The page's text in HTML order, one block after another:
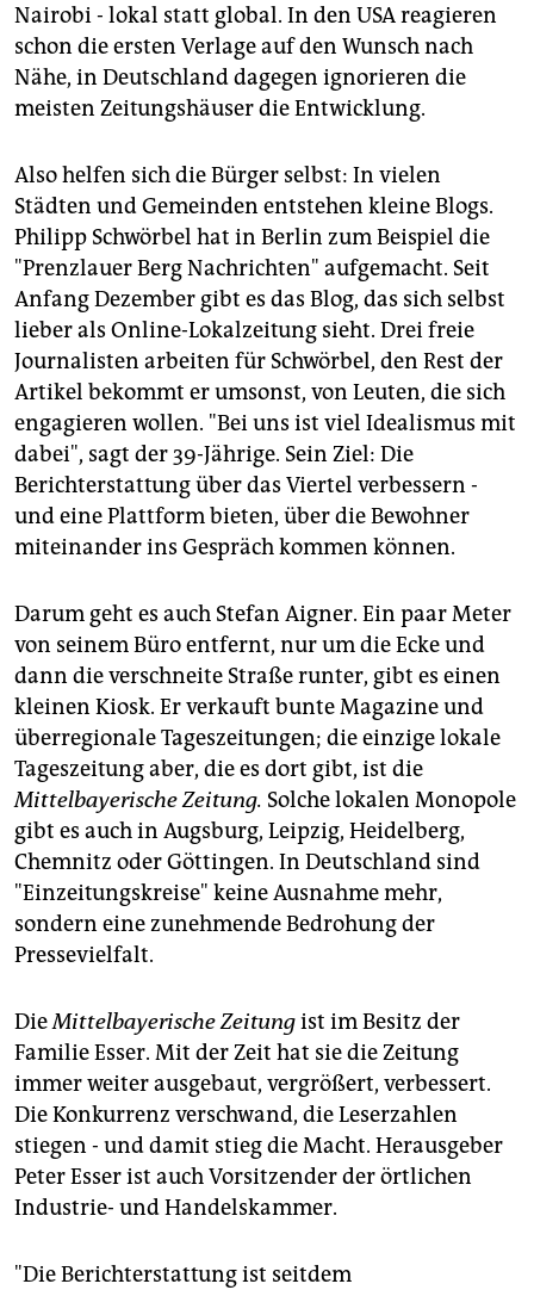
betreibt rund um Mannheim vier Blogs mit
Nachbarschaftsnachrichten, die er alle über Werbung
finanziert.
Handreichung: Eine gute Übersicht bietet
Nairobi - lokal statt global. In den USA reagieren
schon die ersten Verlage auf den Wunsch nach
Nähe, in Deutschland dagegen ignorieren die
meisten Zeitungshäuser die Entwicklung.
Also helfen sich die Bürger selbst: In vielen
Städten und Gemeinden entstehen kleine Blogs.
Philipp Schwörbel hat in Berlin zum Beispiel die
"Prenzlauer Berg Nachrichten" aufgemacht. Seit
Anfang Dezember gibt es das Blog, das sich selbst
lieber als Online-Lokalzeitung sieht. Drei freie
Journalisten arbeiten für Schwörbel, den Rest der
Artikel bekommt er umsonst, von Leuten, die sich
engagieren wollen. "Bei uns ist viel Idealismus mit
dabei", sagt der 39-Jährige. Sein Ziel: Die
Berichterstattung über das Viertel verbessern -
und eine Plattform bieten, über die Bewohner
miteinander ins Gespräch kommen können.
Darum geht es auch Stefan Aigner. Ein paar Meter
von seinem Büro entfernt, nur um die Ecke und
dann die verschneite Straße runter, gibt es einen
kleinen Kiosk. Er verkauft bunte Magazine und
überregionale Tageszeitungen; die einzige lokale
Tageszeitung aber, die es dort gibt, ist die
Mittelbayerische Zeitung. Solche lokalen Monopole
gibt es auch in Augsburg, Leipzig, Heidelberg,
Chemnitz oder Göttingen. In Deutschland sind
"Einzeitungskreise" keine Ausnahme mehr,
sondern eine zunehmende Bedrohung der
Pressevielfalt.
DieMittelbayerische Zeitungist im Besitz der
Familie Esser. Mit der Zeit hat sie die Zeitung
immer weiter ausgebaut, vergrößert, verbessert.
Die Konkurrenz verschwand, die Leserzahlen
stiegen - und damit stieg die Macht. Herausgeber
Peter Esser ist auch Vorsitzender der örtlichen
Industrie- und Handelskammer.
"Die Berichterstattung ist seitdem